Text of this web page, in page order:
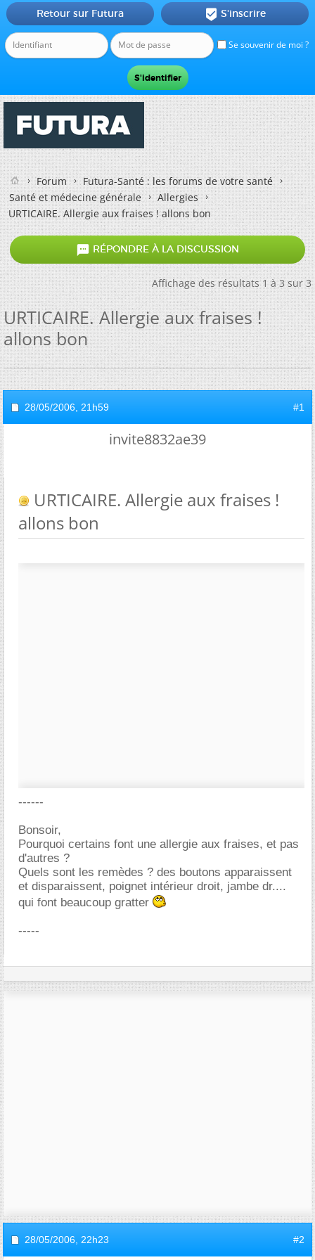
Se souvenir de moi ?
Retour sur Futura  S'inscrire
Forum
Futura-Santé : les forums de votre santé
Santé et médecine générale
Allergies
URTICAIRE. Allergie aux fraises ! allons bon
 RÉPONDRE À LA DISCUSSION
Affichage des résultats 1 à 3 sur 3
URTICAIRE. Allergie aux fraises !
allons bon
28/05/2006, 21h59 #1
invite8832ae39
URTICAIRE. Allergie aux fraises !
allons bon
------
Bonsoir,
Pourquoi certains font une allergie aux fraises, et pas
d'autres ?
Quels sont les remèdes ? des boutons apparaissent
et disparaissent, poignet intérieur droit, jambe dr....
qui font beaucoup gratter
-----
28/05/2006, 22h23 #2